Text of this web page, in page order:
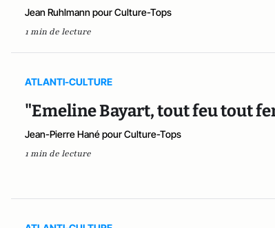
Jean Ruhlmann pour Culture-Tops
1 min de lecture
ATLANTI-CULTURE
"Emeline Bayart, tout feu tout
Jean-Pierre Hané pour Culture-Tops
1 min de lecture